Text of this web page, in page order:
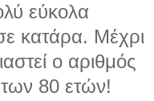
εύκολα
κατάρα. Μέχρι
ο αριθμός
80 ετών!